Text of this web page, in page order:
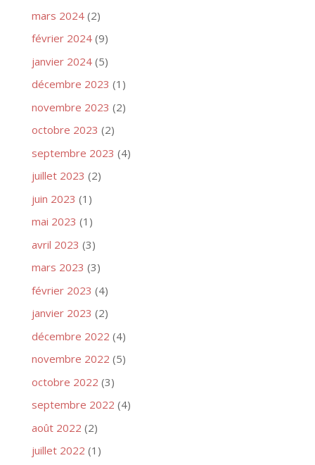
mars 2024(2)
février 2024(9)
janvier 2024(5)
décembre 2023 (1)
novembre 2023 (2)
octobre 2023 (2)
septembre 2023 (4)
juillet 2023 (2)
juin 2023 (1)
mai 2023 (1)
avril 2023 (3)
mars 2023 (3)
février 2023 (4)
janvier 2023 (2)
décembre 2022 (4)
novembre 2022 (5)
octobre 2022 (3)
septembre 2022 (4)
août 2022 (2)
juillet 2022 (1)